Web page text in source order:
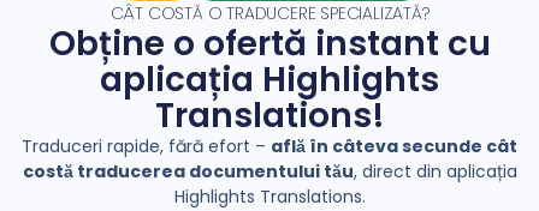
CÂT COSTĂ O TRADUCERE SPECIALIZATĂ?​
Obține o ofertă instant cu
aplicația Highlights
Translations!
Traduceri rapide, fără efort – află în câteva secunde cât
costă traducerea documentului tău, direct din aplicația
Highlights Translations.